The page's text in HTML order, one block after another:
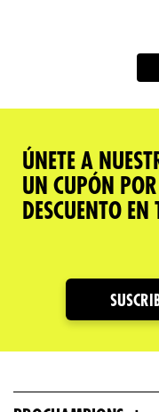
ÚNETE A
UN CUPÓN
DESCUENTO